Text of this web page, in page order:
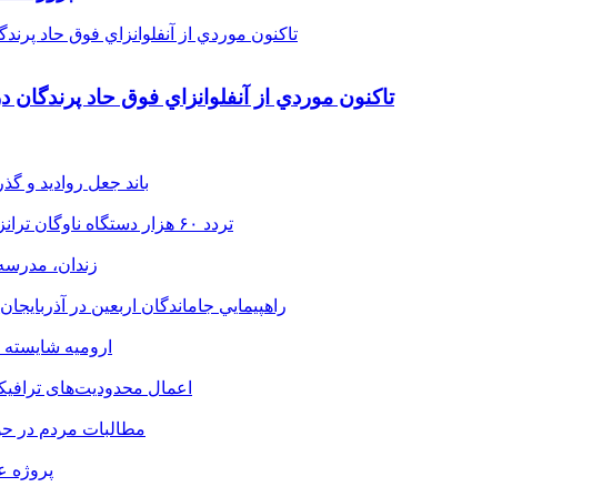
تاکنون موردي از آنفلوانزاي فوق حاد
باند جعل روادید و
تردد ۶۰ هزار دستگاه ناوگان ترانزیتی از پایانه‌های مرزی آذربایجان ‌غربی
زندان،
راهپيمايي جاماندگان اربعين در
اروميه
اعمال محدودیت‌های
مطالبات مردم در
247